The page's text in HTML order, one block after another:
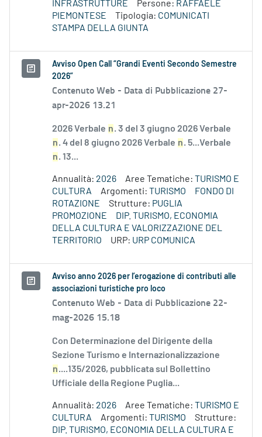
INFRASTRUTTURE
Persone: RAFFAELE
PIEMONTESE
Tipologia: COMUNICATI
STAMPA DELLA GIUNTA
Avviso Open Call “Grandi Eventi Secondo Semestre
2026”
Contenuto Web - Data di Pubblicazione 27-
apr-2026 13.21
2026 Verbale n. 3 del 3 giugno 2026 Verbale
n. 4 del 8 giugno 2026 Verbale n. 5...Verbale
n. 13...
Annualità: 2026 Aree Tematiche: TURISMO E
CULTURA
Argomenti: TURISMO
FONDO DI
ROTAZIONE
Strutture: PUGLIA
PROMOZIONE
DIP. TURISMO, ECONOMIA
DELLA CULTURA E VALORIZZAZIONE DEL
TERRITORIO
URP: URP COMUNICA
Avviso anno 2026 per l’erogazione di contributi alle
associazioni turistiche pro loco
Contenuto Web - Data di Pubblicazione 22-
mag-2026 15.18
Con Determinazione del Dirigente della
Sezione Turismo e Internazionalizzazione
n....135/2026, pubblicata sul Bollettino
Ufficiale della Regione Puglia...
Annualità: 2026 Aree Tematiche: TURISMO E
CULTURA
Argomenti: TURISMO
Strutture:
DIP. TURISMO, ECONOMIA DELLA CULTURA E